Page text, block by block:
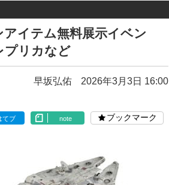
イテム無料展示イベン
プリカなど
早坂弘佑 2026年3月3日 16:00
てブ note ブックマーク